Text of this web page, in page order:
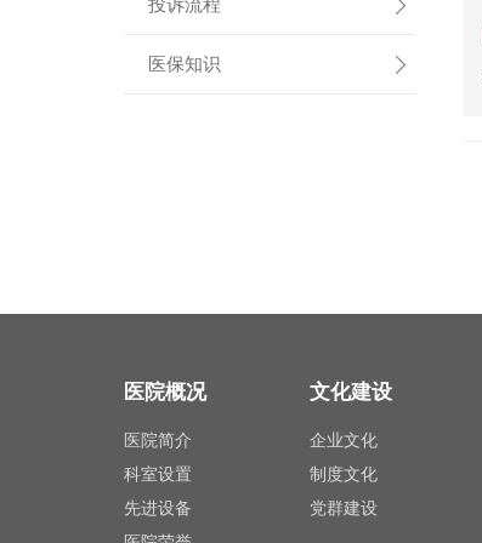
医保知识
医院概况
医院简介
科室设置
先进设备
文化建设
企业文化
制度文化
党群建设